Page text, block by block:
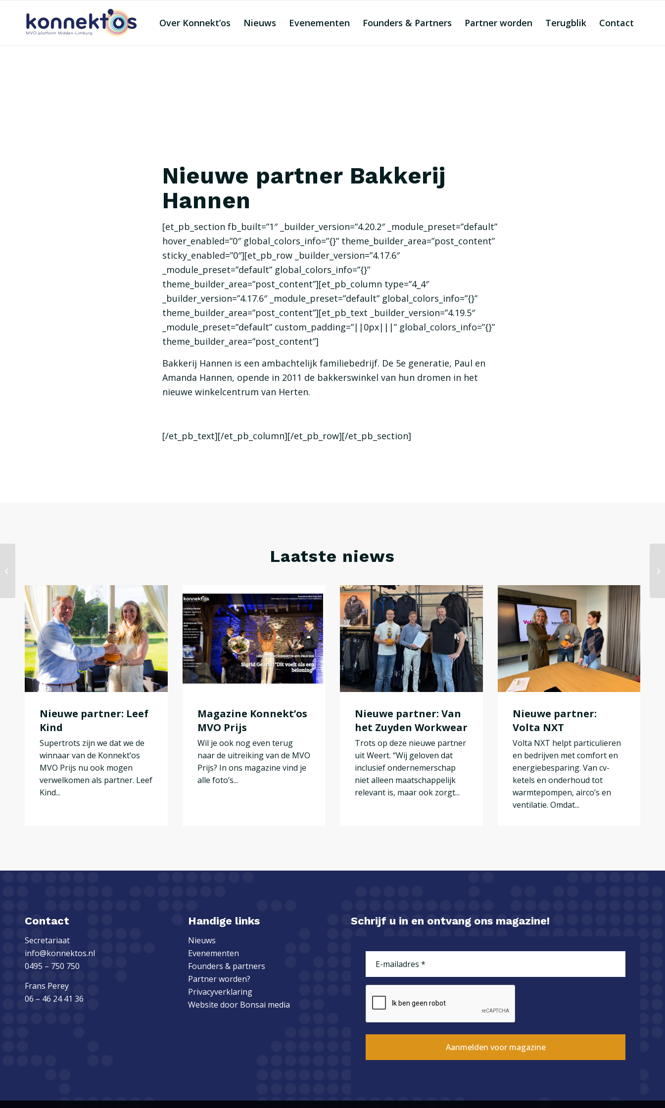
Over Konnekt’os Nieuws Evenementen Founders & Partners Partner worden Terugblik Contact
Nieuwe partner Bakkerij
Hannen
[et_pb_section fb_built=”1″ _builder_version=”4.20.2″ _module_preset=”default”
hover_enabled=”0″ global_colors_info=”{}” theme_builder_area=”post_content”
sticky_enabled=”0″][et_pb_row _builder_version=”4.17.6″
_module_preset=”default” global_colors_info=”{}”
theme_builder_area=”post_content”][et_pb_column type=”4_4″
_builder_version=”4.17.6″ _module_preset=”default” global_colors_info=”{}”
theme_builder_area=”post_content”][et_pb_text _builder_version=”4.19.5″
_module_preset=”default” custom_padding=”||0px|||” global_colors_info=”{}”
theme_builder_area=”post_content”]
Bakkerij Hannen is een ambachtelijk familiebedrijf. De 5e generatie, Paul en
Amanda Hannen, opende in 2011 de bakkerswinkel van hun dromen in het
nieuwe winkelcentrum van Herten.
[/et_pb_text][/et_pb_column][/et_pb_row][/et_pb_section]
Laatste niews
Nieuwe partner: Leef
Kind
Supertrots zijn we dat we de
winnaar van de Konnekt’os
MVO Prijs nu ook mogen
verwelkomen als partner. Leef
Kind...
Magazine Konnekt’os
MVO Prijs
Wil je ook nog even terug
naar de uitreiking van de MVO
Prijs? In ons magazine vind je
alle foto’s...
Nieuwe partner: Van
het Zuyden Workwear
Trots op deze nieuwe partner
uit Weert. “Wij geloven dat
inclusief ondernemerschap
niet alleen maatschappelijk
relevant is, maar ook zorgt...
Nieuwe partner:
Volta NXT
Volta NXT helpt particulieren
en bedrijven met comfort en
energiebesparing. Van cv-
ketels en onderhoud tot
warmtepompen, airco’s en
ventilatie. Omdat...
Contact
Secretariaat
info@konnektos.nl
0495 – 750 750
Frans Perey
06 – 46 24 41 36
Handige links
Nieuws
Evenementen
Founders & partners
Partner worden?
Privacyverklaring
Website door Bonsai media
Schrijf u in en ontvang ons magazine!
Aanmelden voor magazine